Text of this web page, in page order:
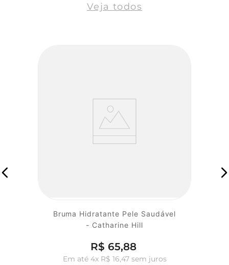
Veja todos
Bruma Hidratante Pele Saudável
- Catharine Hill
R$ 65,88
Em até 4x R$ 16,47sem juros